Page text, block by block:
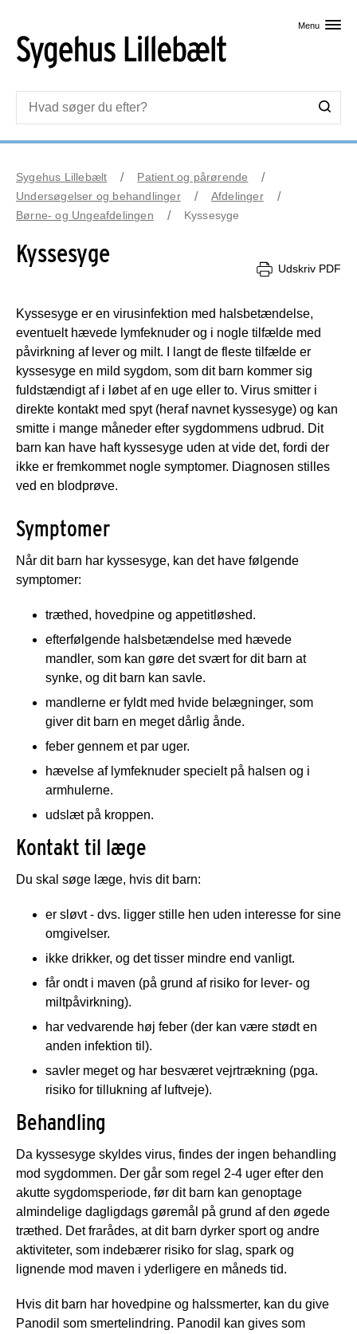
Menu
Sygehus Lillebælt
Patient og pårørende
Undersøgelser og behandlinger
Afdelinger
Børne- og Ungeafdelingen
Kyssesyge
Kyssesyge
Udskriv PDF
Kyssesyge er en virusinfektion med halsbetændelse,
eventuelt hævede lymfeknuder og i nogle tilfælde med
påvirkning af lever og milt. I langt de fleste tilfælde er
kyssesyge en mild sygdom, som dit barn kommer sig
fuldstændigt af i løbet af en uge eller to. Virus smitter i
direkte kontakt med spyt (heraf navnet kyssesyge) og kan
smitte i mange måneder efter sygdommens udbrud. Dit
barn kan have haft kyssesyge uden at vide det, fordi der
ikke er fremkommet nogle symptomer. Diagnosen stilles
ved en blodprøve.
Symptomer
Når dit barn har kyssesyge, kan det have følgende
symptomer:
træthed, hovedpine og appetitløshed.
efterfølgende halsbetændelse med hævede
mandler, som kan gøre det svært for dit barn at
synke, og dit barn kan savle.
mandlerne er fyldt med hvide belægninger, som
giver dit barn en meget dårlig ånde.
feber gennem et par uger.
hævelse af lymfeknuder specielt på halsen og i
armhulerne.
udslæt på kroppen.
Kontakt til læge
Du skal søge læge, hvis dit barn:
er sløvt - dvs. ligger stille hen uden interesse for sine
omgivelser.
ikke drikker, og det tisser mindre end vanligt.
får ondt i maven (på grund af risiko for lever- og
miltpåvirkning).
har vedvarende høj feber (der kan være stødt en
anden infektion til).
savler meget og har besværet vejrtrækning (pga.
risiko for tillukning af luftveje).
Behandling
Da kyssesyge skyldes virus, findes der ingen behandling
mod sygdommen. Der går som regel 2-4 uger efter den
akutte sygdomsperiode, før dit barn kan genoptage
almindelige dagligdags gøremål på grund af den øgede
træthed. Det frarådes, at dit barn dyrker sport og andre
aktiviteter, som indebærer risiko for slag, spark og
lignende mod maven i yderligere en måneds tid.
Hvis dit barn har hovedpine og halssmerter, kan du give
Panodil som smertelindring. Panodil kan gives som